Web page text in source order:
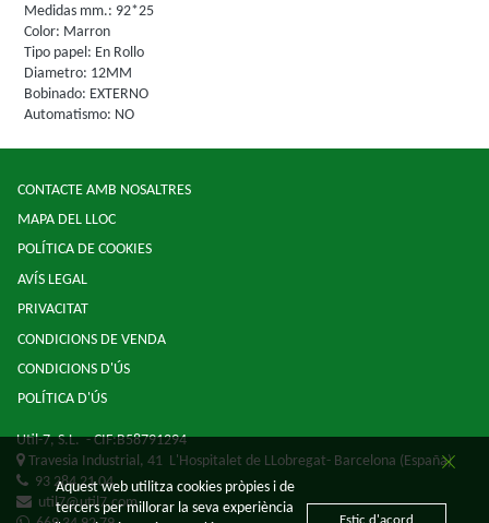
Medidas mm.: 92*25
Color: Marron
Tipo papel: En Rollo
Diametro: 12MM
Bobinado: EXTERNO
Automatismo: NO
CONTACTE AMB NOSALTRES
MAPA DEL LLOC
POLÍTICA DE COOKIES
AVÍS LEGAL
PRIVACITAT
CONDICIONS DE VENDA
CONDICIONS D'ÚS
POLÍTICA D'ÚS
Util-7, S.L.- CIF:B58791294
Travesia Industrial, 41 L'Hospitalet de LLobregat- Barcelona (España)
93 284 21 04
util7@util7.com
Aquest web utilitza cookies pròpies i de
tercers per millorar la seva experiència